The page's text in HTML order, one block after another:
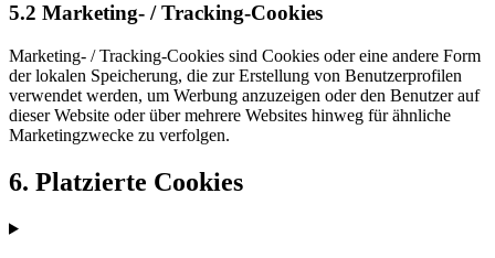
5.2 Marketing- / Tracking-Cookies
Marketing- / Tracking-Cookies sind Cookies oder eine andere Form
der lokalen Speicherung, die zur Erstellung von Benutzerprofilen
verwendet werden, um Werbung anzuzeigen oder den Benutzer auf
dieser Website oder über mehrere Websites hinweg für ähnliche
Marketingzwecke zu verfolgen.
6. Platzierte Cookies